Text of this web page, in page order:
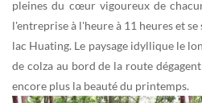
pleines du cœur vigoureux de
l'entreprise à l'heure à 11 heures et
lac Huating. Le paysage idyllique le
de colza au bord de la route
encore plus la beauté du printemps.